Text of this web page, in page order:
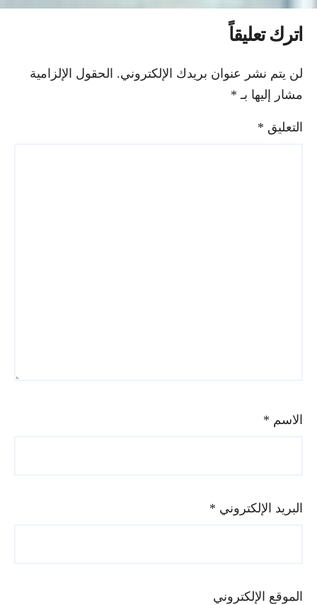
اترك تعليقاً
لن يتم نشر عنوان بريدك الإلكتروني. الحقول الإلزامية
مشار إليها بـ *
التعليق*
الاسم*
البريد الإلكتروني*
الموقع الإلكتروني